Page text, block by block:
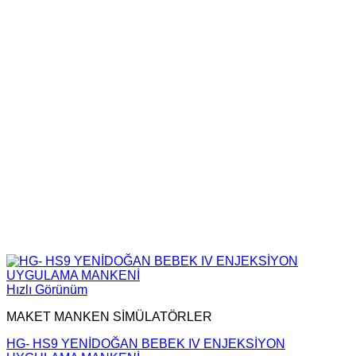
Hızlı Görünüm
MAKET MANKEN SİMÜLATÖRLER
HG- HS9 YENİDOĞAN BEBEK IV ENJEKSİYON